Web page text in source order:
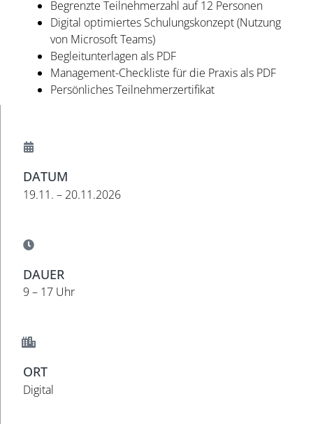
Begrenzte Teilnehmerzahl auf 12 Personen
Digital optimiertes Schulungskonzept (Nutzung
von Microsoft Teams)
Begleitunterlagen als PDF
Management-Checkliste für die Praxis als PDF
Persönliches Teilnehmerzertifikat
DATUM
19.11. – 20.11.2026
DAUER
9 – 17 Uhr
ORT
Digital